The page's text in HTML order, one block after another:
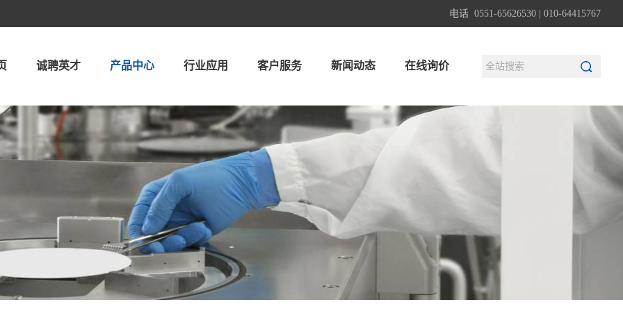
电话 0551-65626530 | 010-64415767
诚聘英才 产品中心 行业应用 客户服务 新闻动态 在线询价